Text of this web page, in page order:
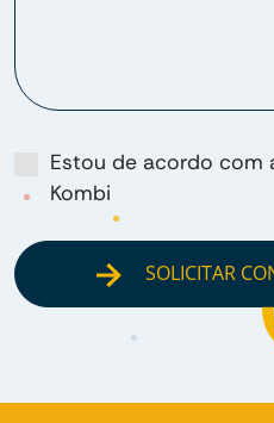
Estou de acordo com
Kombi
SOLICITAR